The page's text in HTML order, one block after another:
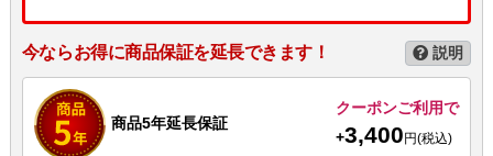
今ならお得に商品保証を延長できます！ 説明
商品5年延長保証
クーポンご利用で
+3,400 円(税込)